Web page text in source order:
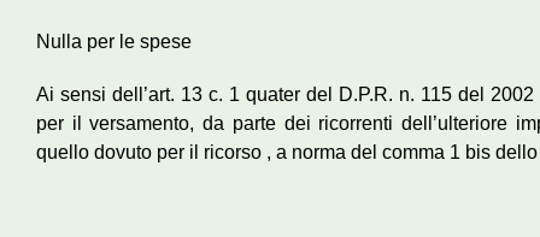
Nulla per le spese
Ai sensi dell’art. 13 c. 1 quater del D.P.R. n. 115 del
per il versamento, da parte dei ricorrenti dell’ulteriore
quello dovuto per il ricorso , a norma del comma 1 bis